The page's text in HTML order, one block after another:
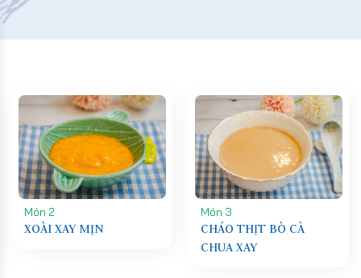
Món 2
XOÀI XAY MỊN
Món 3
CHÁO THỊT BÒ CÀ
CHUA XAY